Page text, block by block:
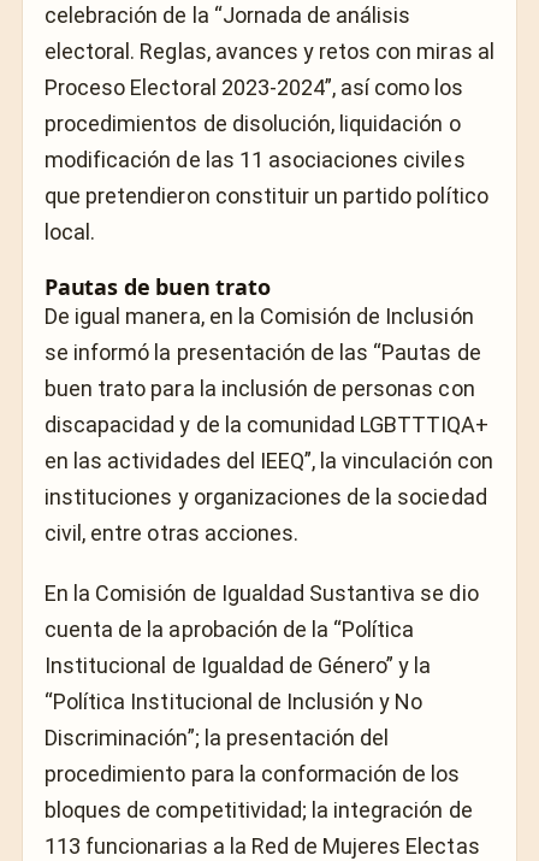
celebración de la “Jornada de análisis
electoral. Reglas, avances y retos con miras al
Proceso Electoral 2023-2024”, así como los
procedimientos de disolución, liquidación o
modificación de las 11 asociaciones civiles
que pretendieron constituir un partido político
local.
Pautas de buen trato
De igual manera, en la Comisión de Inclusión
se informó la presentación de las “Pautas de
buen trato para la inclusión de personas con
discapacidad y de la comunidad LGBTTTIQA+
en las actividades del IEEQ”, la vinculación con
instituciones y organizaciones de la sociedad
civil, entre otras acciones.
En la Comisión de Igualdad Sustantiva se dio
cuenta de la aprobación de la “Política
Institucional de Igualdad de Género” y la
“Política Institucional de Inclusión y No
Discriminación”; la presentación del
procedimiento para la conformación de los
bloques de competitividad; la integración de
113 funcionarias a la Red de Mujeres Electas